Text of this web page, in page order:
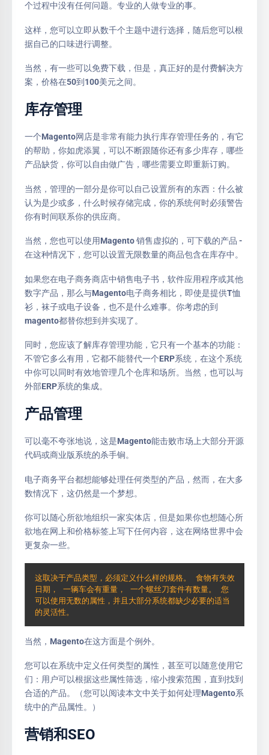
个过程中没有任何问题。专业的人做专业的事。
这样，您可以立即从数千个主题中进行选择，随后您可以根
据自己的口味进行调整。
当然，有一些可以免费下载，但是，真正好的是付费解决方
案，价格在50到100美元之间。
库存管理
一个Magento网店是非常有能力执行库存管理任务的，有它
的帮助，你如虎添翼，可以不断跟随你还有多少库存，哪些
产品缺货，你可以自由做广告，哪些需要立即重新订购。
当然，管理的一部分是你可以自己设置所有的东西：什么被
认为是少或多，什么时候存储完成，你的系统何时必须警告
你有时间联系你的供应商。
当然，您也可以使用Magento 销售虚拟的，可下载的产品 -
在这种情况下，您可以设置无限数量的商品包含在库存中。
如果您在电子商务商店中销售电子书，软件应用程序或其他
数字产品，那么与Magento电子商务相比，即使是提供T恤
衫，袜子或电子设备，也不是什么难事。你考虑的到
magento都替你想到并实现了。
同时，您应该了解库存管理功能，它只有一个基本的功能：
不管它多么有用，它都不能替代一个ERP系统，在这个系统
中你可以同时有效地管理几个仓库和场所。当然，也可以与
外部ERP系统的集成。
产品管理
可以毫不夸张地说，这是Magento能击败市场上大部分开源
代码或商业版系统的杀手锏。
电子商务平台都想能够处理任何类型的产品，然而，在大多
数情况下，这仍然是一个梦想。
你可以随心所欲地组织一家实体店，但是如果你也想随心所
欲地在网上和价格标签上写下任何内容，这在网络世界中会
更复杂一些。
这取决于产品类型，必须定义什么样的规格。 食物有失效
日期， 一辆车会有重量， 一个螺丝刀套件有数量。 您
可以使用无数的属性，并且大部分系统都缺少必要的适当
的灵活性。
当然，Magento在这方面是个例外。
您可以在系统中定义任何类型的属性，甚至可以随意使用它
们：用户可以根据这些属性筛选，缩小搜索范围，直到找到
合适的产品。（您可以阅读本文中关于如何处理Magento系
统中的产品属性。）
营销和SEO